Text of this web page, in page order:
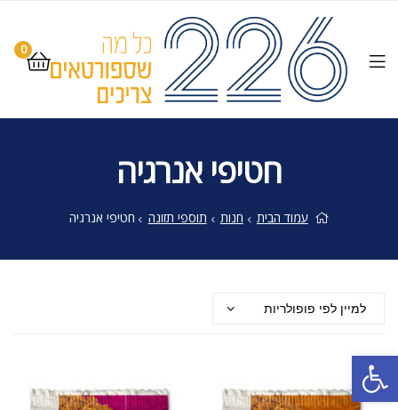
פתח סרגל נגישות
0
חטיפי אנרגיה
עמוד הבית חנות תוספי תזונה חטיפי אנרגיה